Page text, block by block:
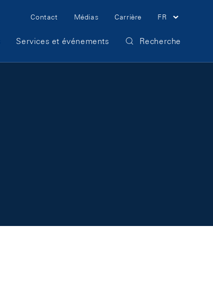
Meta Navigation
Contact Médias Carrière FR
Services et événements Recherche